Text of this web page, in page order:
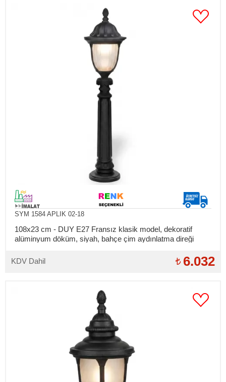
SYM 1584 APLIK 02-18
108x23 cm - DUY E27 Fransız klasik model, dekoratif
alüminyum döküm, siyah, bahçe çim aydınlatma direği
KDV Dahil 6.032